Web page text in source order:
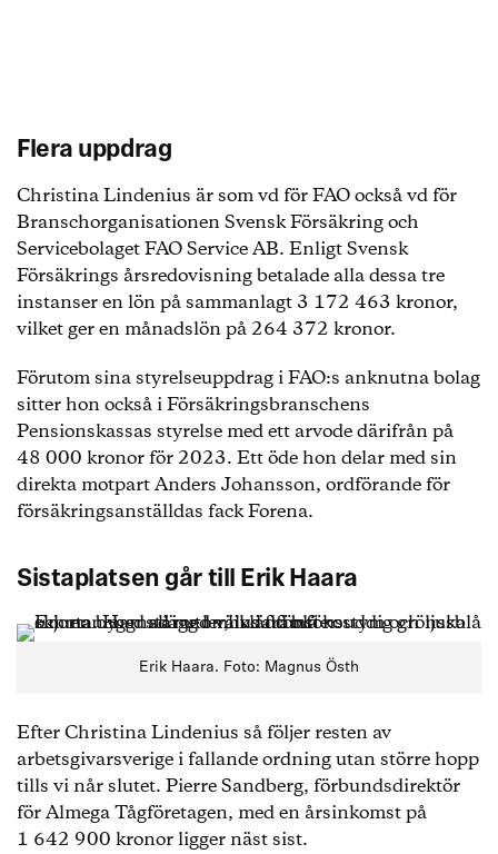
Flera uppdrag
Christina Lindenius är som vd för FAO också vd för
Branschorganisationen Svensk Försäkring och
Servicebolaget FAO Service AB. Enligt Svensk
Försäkrings årsredovisning betalade alla dessa tre
instanser en lön på sammanlagt 3 172 463 kronor,
vilket ger en månadslön på 264 372 kronor.
Förutom sina styrelseuppdrag i FAO:s anknutna bolag
sitter hon också i Försäkringsbranschens
Pensionskassas styrelse med ett arvode därifrån på
48 000 kronor för 2023. Ett öde hon delar med sin
direkta motpart Anders Johansson, ordförande för
försäkringsanställdas fack Forena.
Sistaplatsen går till Erik Haara
Erik Haara. Foto: Magnus Östh
Efter Christina Lindenius så följer resten av
arbetsgivarsverige i fallande ordning utan större hopp
tills vi når slutet. Pierre Sandberg, förbundsdirektör
för Almega Tågföretagen, med en årsinkomst på
1 642 900 kronor ligger näst sist.